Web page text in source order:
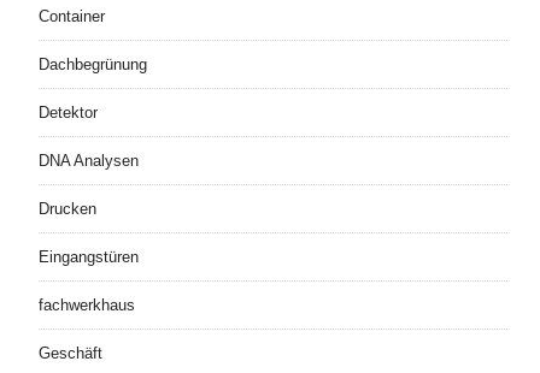
Container
Dachbegrünung
Detektor
DNA Analysen
Drucken
Eingangstüren
fachwerkhaus
Geschäft